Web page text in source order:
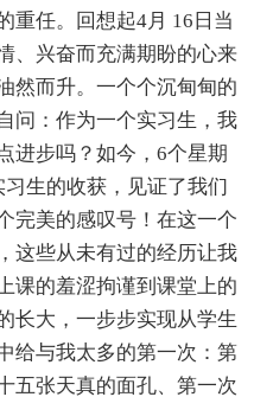
重任。回想起4月 16日当
、兴奋而充满期盼的心来
然而升。一个个沉甸甸的
问：作为一个实习生，我
进步吗？如今，6个星期
生的收获，见证了我们
完美的感叹号！在这一个
这些从未有过的经历让我
课的羞涩拘谨到课堂上的
长大，一步步实现从学生
给与我太多的第一次：第
五张天真的面孔、第一次